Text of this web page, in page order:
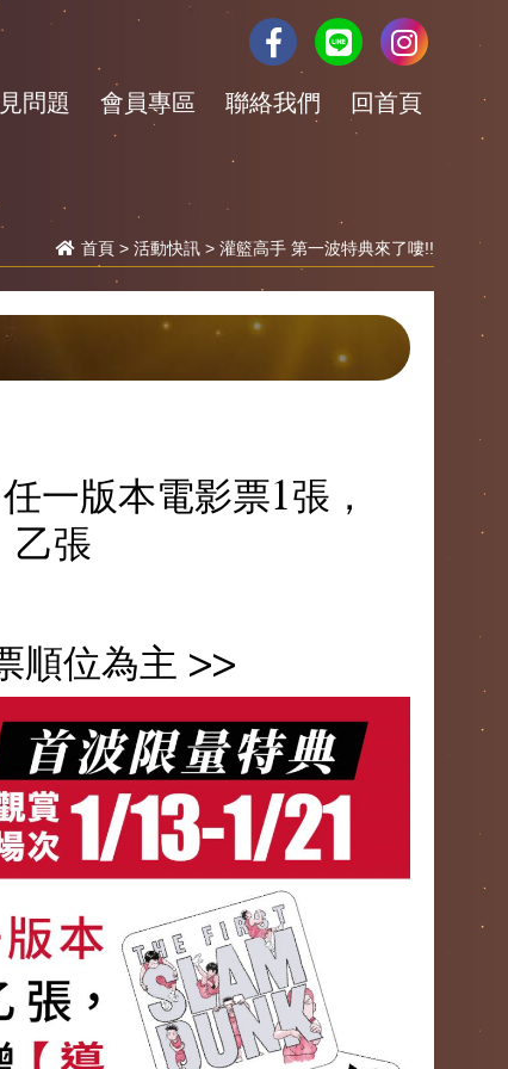
問題 會員專區 聯絡我們 回首頁
首頁 > 活動快訊 > 灌籃高手 第一波特典來了嘍!!
一版本電影票1張，
乙張
順位為主 >>